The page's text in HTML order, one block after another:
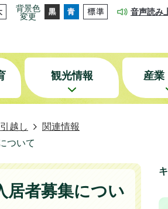
背景色
変更
音声読み
観光情報 産業
引越し
関連情報
ついて
居者募集につい